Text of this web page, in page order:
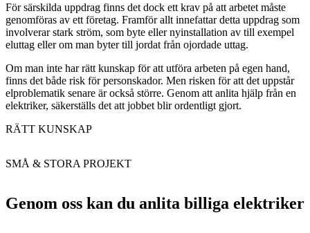
För särskilda uppdrag finns det dock ett krav på att arbetet måste
genomföras av ett företag. Framför allt innefattar detta uppdrag som
involverar stark ström, som byte eller nyinstallation av till exempel
eluttag eller om man byter till jordat från ojordade uttag.
Om man inte har rätt kunskap för att utföra arbeten på egen hand,
finns det både risk för personskador. Men risken för att det uppstår
elproblematik senare är också större. Genom att anlita hjälp från en
elektriker, säkerställs det att jobbet blir ordentligt gjort.
RÄTT KUNSKAP
Genom oss kan du anlita billiga elektriker
SMÅ & STORA PROJEKT